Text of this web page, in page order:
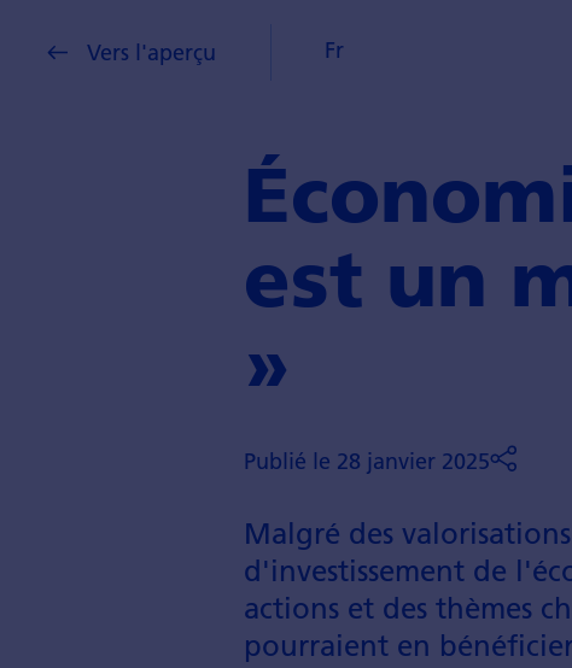
Vers l'aperçu Fr
est un
»
Publié le 28 janvier 2025
Malgré des
d'investissement de
actions et des thèmes
pourraient en